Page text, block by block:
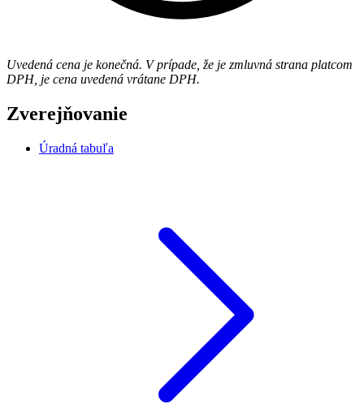
Uvedená cena je konečná. V prípade, že je zmluvná strana platcom
DPH, je cena uvedená vrátane DPH.
Zverejňovanie
Úradná tabuľa